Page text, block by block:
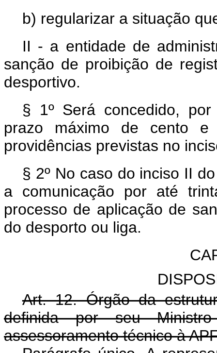
b) regularizar a situação
II - a entidade de
sanção de proibição de
desportivo.
§ 1º Será concedido,
prazo máximo de cento
providências previstas no
§ 2º No caso do inciso II
a comunicação por até
processo de aplicação de
do desporto ou liga.
Art. 12. Órgão da
definida por seu
assessoramento técnico à